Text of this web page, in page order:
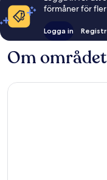
förmåner för
Logga in
Om området